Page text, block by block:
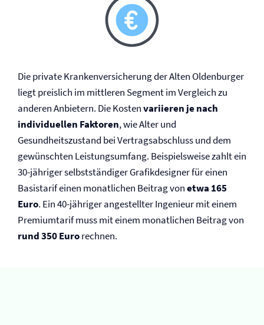
Die private Kranken­versicherung der Alten Oldenburger
liegt preislich im mittleren Segment im Vergleich zu
anderen Anbietern. Die Kostenvariieren je nach
individuellen Faktoren, wie Alter und
Gesundheitszustand bei Vertragsabschluss und dem
gewünschten Leistungsumfang. Beispielsweise zahlt ein
30-jähriger selbstständiger Grafikdesigner für einen
Basistarif einen monatlichen Beitrag vonetwa 165
Euro. Ein 40-jähriger angestellter Ingenieur mit einem
Premiumtarif muss mit einem monatlichen Beitrag von
rund 350 Eurorechnen.